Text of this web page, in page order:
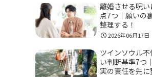
離婚させる呪
点7つ｜願いの
整理する！
2026年06月17日
ツインソウル
い判断基準7つ
実の責任を先に